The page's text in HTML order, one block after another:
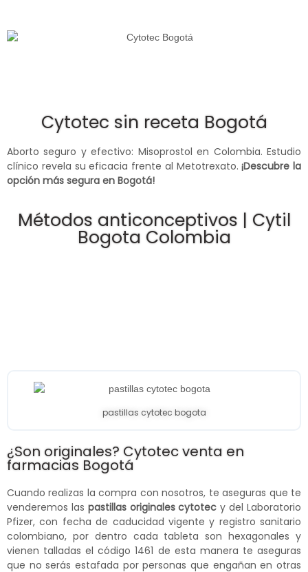
Cytotec sin receta Bogotá
Aborto seguro y efectivo: Misoprostol en Colombia. Estudio
clínico revela su eficacia frente al Metotrexato.¡Descubre la
opción más segura en Bogotá!
Métodos anticonceptivos | Cytil
Bogota Colombia
pastillas cytotec bogota
¿Son originales? Cytotec venta en
farmacias Bogotá
Cuando realizas la compra con nosotros, te aseguras que te
venderemos las pastillas originales cytotec y del Laboratorio
Pfizer, con fecha de caducidad vigente y registro sanitario
colombiano, por dentro cada tableta son hexagonales y
vienen talladas el código 1461 de esta manera te aseguras
que no serás estafada por personas que engañan en otras